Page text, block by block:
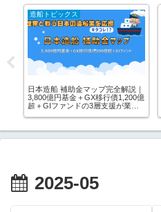
造船トピックス
日本造船 補助金マップ完全解説｜
3,800億円基金＋GX移行債1,200億
超＋GIファンドの3層支援が業界
2025-05